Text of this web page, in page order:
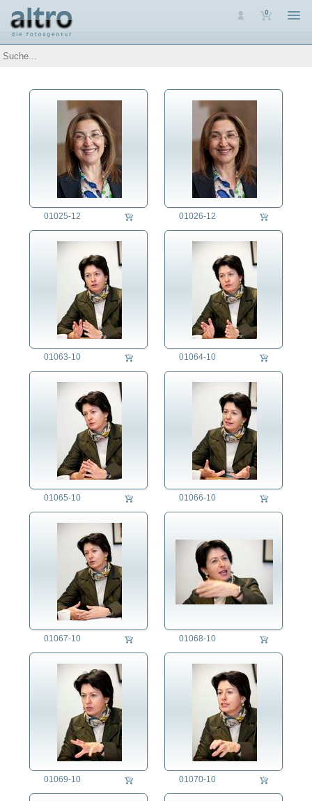
0
Auswahl
Bayern
Deutschland
International
Adel
Forschung/Wissenschaft
Kultur
Medien
Medizin
Politik
Religion
Sport
Verband
Verein
Verwaltung
Regensburg
die fotografen
fotoagentur
agb
01025-12 01026-12
01063-10 01064-10
01065-10 01066-10
01067-10 01068-10
01069-10 01070-10